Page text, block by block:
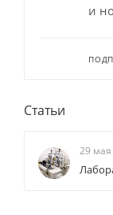
и
Статьи
29 мая